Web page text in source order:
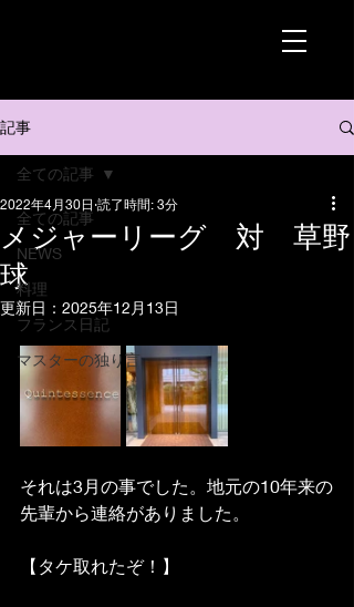
記事
全ての記事
NEWS
料理
フランス日記
マスターの独り言
全ての記事
メジャーリーグ 対 草野
球
2022年4月30日 読了時間: 3分
更新日： 2025年12月13日
それは3月の事でした。地元の10年来の
先輩から連絡がありました。
【タケ取れたぞ！】